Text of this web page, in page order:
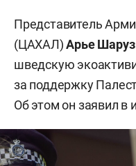
Представитель
(ЦАХАЛ)Арье
шведскую
за поддержку
Об этом он заявил в